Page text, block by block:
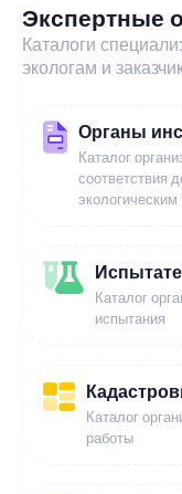
Экспертные
Каталоги
экологам и
Органы
Каталог
соответствия
Каталог
испытания
Каталог
работы